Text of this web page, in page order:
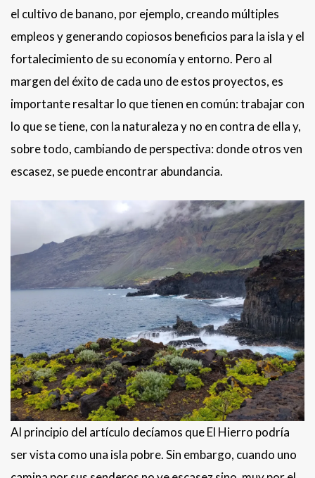
el cultivo de banano, por ejemplo, creando múltiples
empleos y generando copiosos beneficios para la isla y el
fortalecimiento de su economía y entorno. Pero al
margen del éxito de cada uno de estos proyectos, es
importante resaltar lo que tienen en común: trabajar con
lo que se tiene, con la naturaleza y no en contra de ella y,
sobre todo, cambiando de perspectiva: donde otros ven
escasez, se puede encontrar abundancia.
Al principio del artículo decíamos que El Hierro podría
ser vista como una isla pobre. Sin embargo, cuando uno